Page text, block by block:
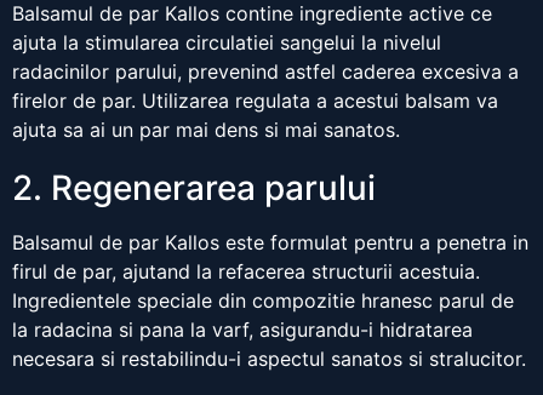
Balsamul de par Kallos contine ingrediente active ce
ajuta la stimularea circulatiei sangelui la nivelul
radacinilor parului, prevenind astfel caderea excesiva a
firelor de par. Utilizarea regulata a acestui balsam va
ajuta sa ai un par mai dens si mai sanatos.
2. Regenerarea parului
Balsamul de par Kallos este formulat pentru a penetra in
firul de par, ajutand la refacerea structurii acestuia.
Ingredientele speciale din compozitie hranesc parul de
la radacina si pana la varf, asigurandu-i hidratarea
necesara si restabilindu-i aspectul sanatos si stralucitor.